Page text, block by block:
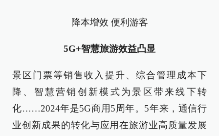
降本增效 便利游客
5G+智慧旅游效益凸显
景区门票等销售收入提升、综合管理成本下
降、智慧营销创新模式为景区带来线下转
化……2024年是5G商用5周年。5年来，通信行
业创新成果的转化与应用在旅游业高质量发展